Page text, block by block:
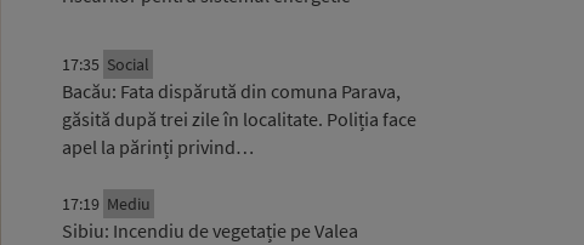
17:35 Social
Bacău: Fata dispărută din comuna Parava,
găsită după trei zile în localitate. Poliția face
apel la părinți privind…
17:19 Mediu
Sibiu: Incendiu de vegetație pe Valea